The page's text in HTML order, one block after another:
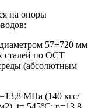
на опоры
57÷720 мм
сталей по ОСТ
(абсолютным
МПа (140 кгс/